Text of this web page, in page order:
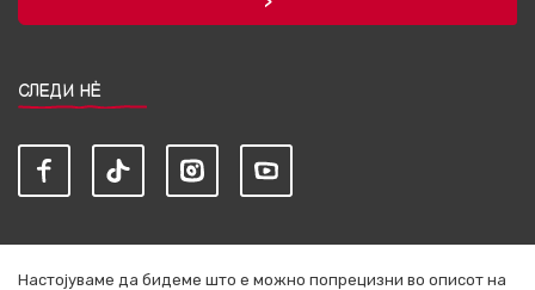
СЛЕДИ НЀ
Настојуваме да бидеме што е можно попрецизни во описот на